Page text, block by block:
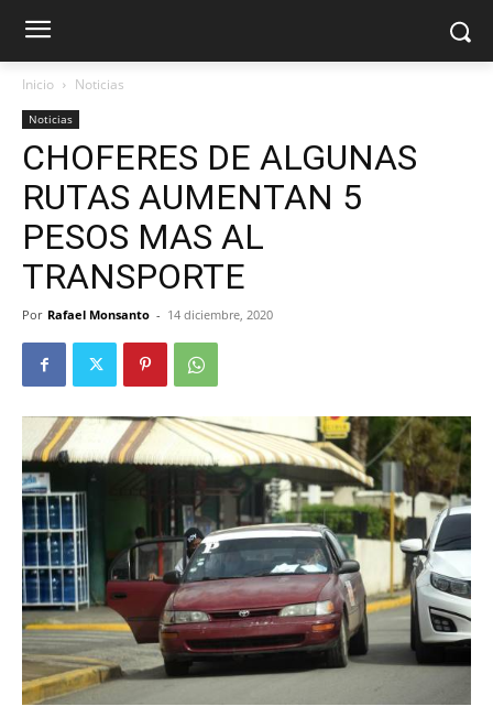
Inicio Noticias
Noticias
CHOFERES DE ALGUNAS
RUTAS AUMENTAN 5
PESOS MAS AL
TRANSPORTE
Por Rafael Monsanto - 14 diciembre, 2020